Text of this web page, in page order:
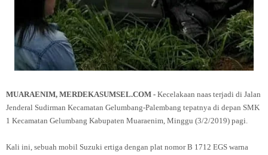
MUARAENIM, MERDEKASUMSEL.COM - Kecelakaan naas terjadi di Jalan
Jenderal Sudirman Kecamatan Gelumbang-Palembang tepatnya di depan SMK
1 Kecamatan Gelumbang Kabupaten Muaraenim, Minggu (3/2/2019) pagi.
Kali ini, sebuah mobil Suzuki ertiga dengan plat nomor B 1712 EGS warna